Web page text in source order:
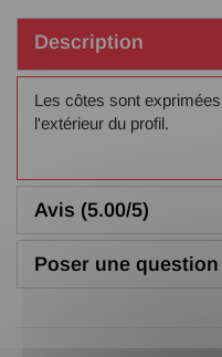
Description
Les côtes sont
l'extérieur du profil.
Avis (5.00/5)
Poser une question